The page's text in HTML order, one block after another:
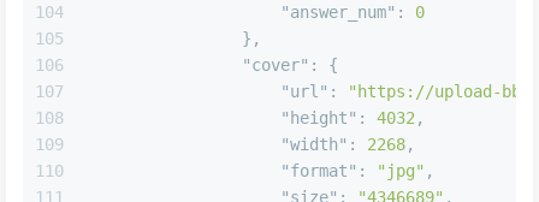
103
104
105
106
107
108
109
110
"top_n"
[],
},
"cover":
{
"url":
"https://upload-
"height"
4032
"width": 2268,
"format"
: "jpg",